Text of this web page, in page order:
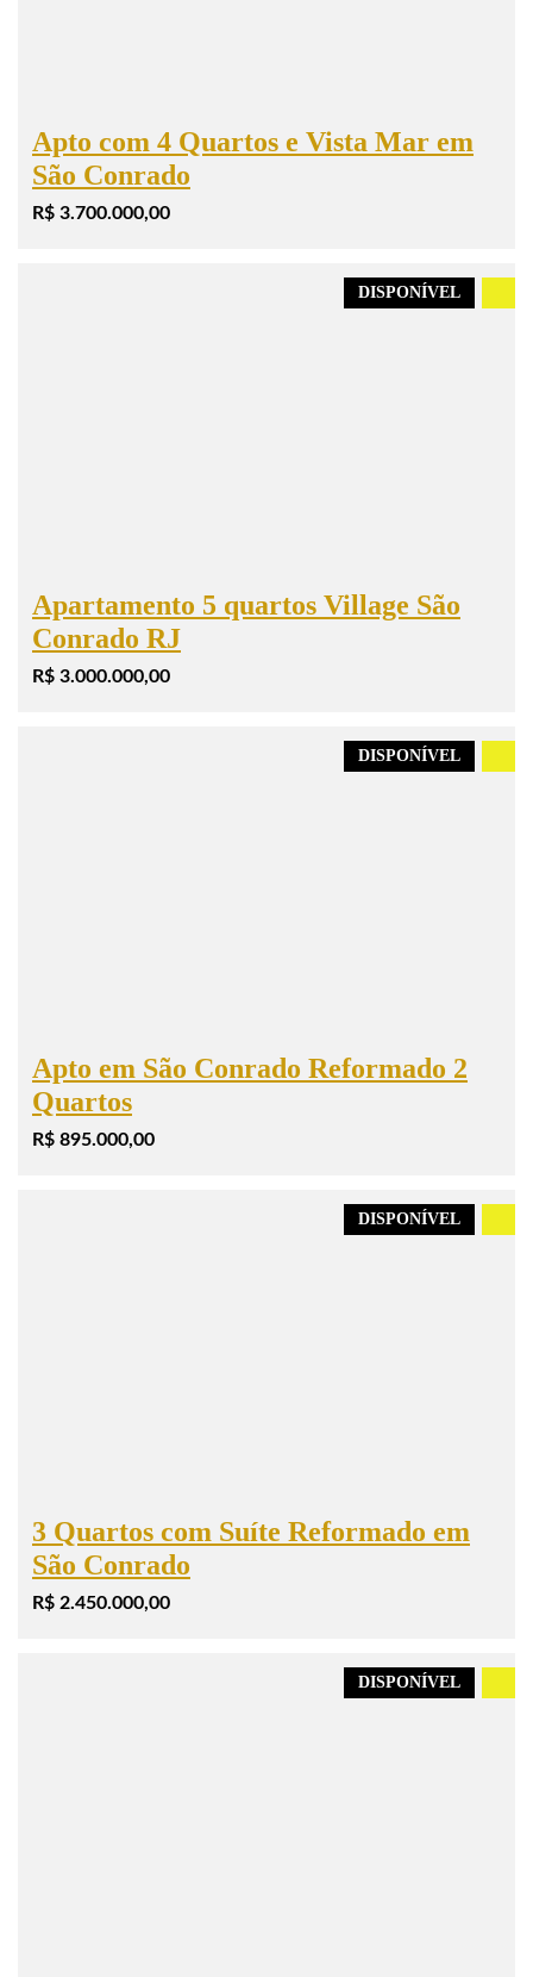
Apto com 4 Quartos e Vista Mar em
São Conrado
R$ 3.700.000,00
DISPONÍVEL
Apartamento 5 quartos Village São
Conrado RJ
R$ 3.000.000,00
DISPONÍVEL
Apto em São Conrado Reformado 2
Quartos
R$ 895.000,00
DISPONÍVEL
3 Quartos com Suíte Reformado em
São Conrado
R$ 2.450.000,00
DISPONÍVEL